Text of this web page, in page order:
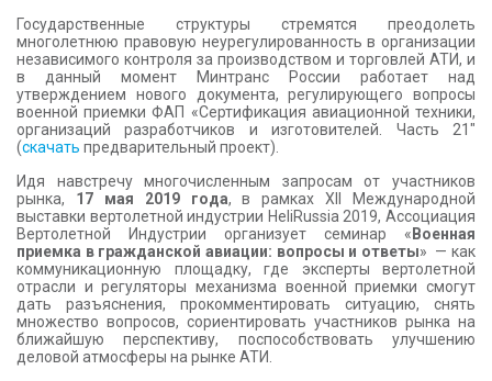
Государственные структуры стремятся преодолеть
многолетнюю правовую неурегулированность в организации
независимого контроля за производством и торговлей АТИ, и
в данный момент
Минтранс России работает над
утверждением нового документа, регулирующего вопросы
военной приемки ФАП «Сертификация авиационной техники,
организаций разработчиков и изготовителей. Часть 21″
(скачать предварительный проект).
Идя навстречу многочисленным запросам от участников
рынка, 17 мая 2019 года, в рамках XII Международной
выставки вертолетной индустрии HeliRussia 2019, Ассоциация
Вертолетной Индустрии организует семинар « Военная
приемка в гражданской авиации: вопросы и ответы» — как
коммуникационную площадку, где эксперты вертолетной
отрасли и регуляторы механизма военной приемки смогут
дать разъяснения, прокомментировать ситуацию, снять
множество вопросов, сориентировать участников рынка на
ближайшую перспективу, поспособствовать улучшению
деловой атмосферы на рынке АТИ.